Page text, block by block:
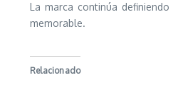
La marca continúa
memorable.
Relacionado